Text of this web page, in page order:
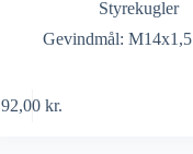
Styrekugler
Gevindmål: M14x1,5
92,00kr.